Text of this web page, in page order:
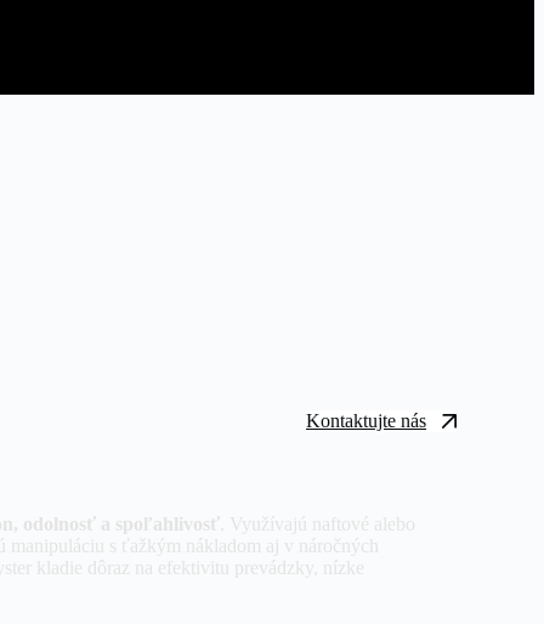
Kontaktujte nás
odolnosť a spoľahlivosť . Využívajú naftové alebo
s ťažkým nákladom aj v náročných
kladie dôraz na efektivitu prevádzky, nízke